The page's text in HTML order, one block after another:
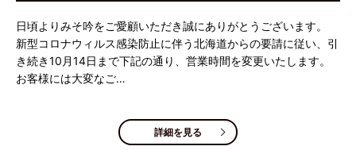
日頃よりみそ吟をご愛顧いただき誠にありがとうございます。
新型コロナウィルス感染防止に伴う北海道からの要請に従い、引
き続き10月14日まで下記の通り、営業時間を変更いたします。
お客様には大変なご…
詳細を見る